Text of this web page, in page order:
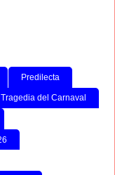
Predilecta
Tragedia del Carnaval